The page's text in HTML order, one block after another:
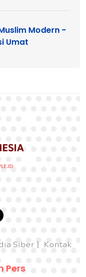
Modern -
Umat
Siber Kontak
Pers